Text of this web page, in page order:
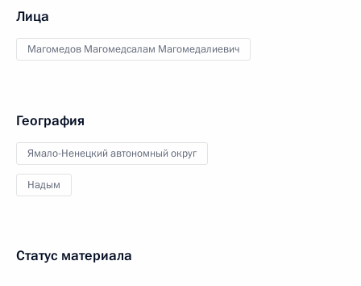
Лица
Магомедов Магомедсалам Магомедалиевич
География
Ямало-Ненецкий автономный округ
Надым
Статус материала